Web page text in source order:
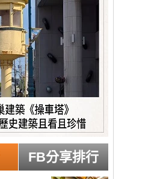
FB分享排行